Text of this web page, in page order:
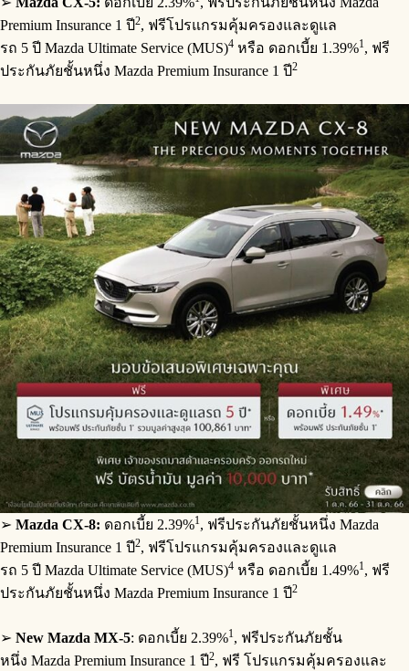
Premium Insurance 1 ปี2, ฟรีโปรแกรมคุ้มครองและดูแล
รถ 5 ปี Mazda Ultimate Service (MUS)4 หรือ ดอกเบี้ย 1.39%1 , ฟรี
ประกันภัยชั้นหนึ่ง Mazda Premium Insurance 1 ปี2
➢ Mazda CX-8: ดอกเบี้ย 2.39%1 , ฟรีประกันภัยชั้นหนึ่ง Mazda
Premium Insurance 1 ปี2, ฟรีโปรแกรมคุ้มครองและดูแล
รถ 5 ปี Mazda Ultimate Service (MUS)4 หรือ ดอกเบี้ย 1.49%1 , ฟรี
ประกันภัยชั้นหนึ่ง Mazda Premium Insurance 1 ปี2
➢ New Mazda MX-5: ดอกเบี้ย 2.39%1 , ฟรีประกันภัยชั้น
หนึ่ง Mazda Premium Insurance 1 ปี2, ฟรี โปรแกรมคุ้มครองและ